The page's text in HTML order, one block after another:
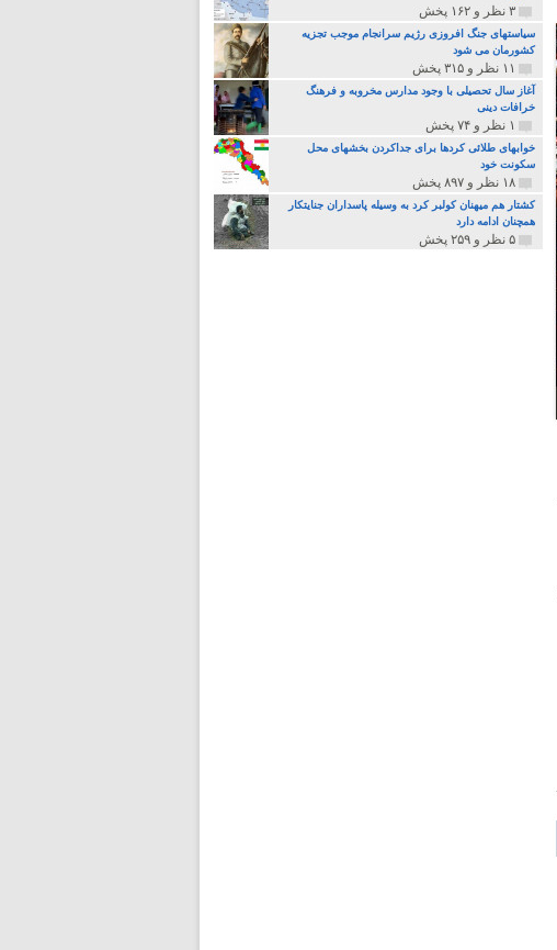
۳ نظر و ۱۶۲ پخش
سیاستهای جنگ افروزی رژیم سرانجام موجب تجزیه
کشورمان می شود
۱۱ نظر و ۳۱۵ پخش
آغاز سال تحصیلی با وجود مدارس مخروبه و فرهنگ
خرافات دینی
۱ نظر و ۷۴ پخش
خوابهای طلائی کردها برای جداکردن بخشهای محل
سکونت خود
۱۸ نظر و ۸۹۷ پخش
کشتار هم میهنان کولبر کرد به وسیله پاسداران جنایتکار
همچنان ادامه دارد
۵ نظر و ۲۵۹ پخش